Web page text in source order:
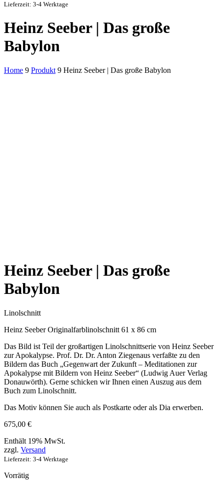
Lieferzeit: 3-4 Werktage
Heinz Seeber | Das große
Babylon
Home 9 Produkt 9 Heinz Seeber | Das große Babylon
Heinz Seeber | Das große
Babylon
Linolschnitt
Heinz Seeber Originalfarblinolschnitt 61 x 86 cm
Das Bild ist Teil der großartigen Linolschnittserie von Heinz Seeber
zur Apokalypse. Prof. Dr. Dr. Anton Ziegenaus verfaßte zu den
Bildern das Buch „Gegenwart der Zukunft – Meditationen zur
Apokalypse mit Bildern von Heinz Seeber“ (Ludwig Auer Verlag
Donauwörth). Gerne schicken wir Ihnen einen Auszug aus dem
Buch zum Linolschnitt.
Das Motiv können Sie auch als Postkarte oder als Dia erwerben.
675,00 €
Enthält 19% MwSt.
zzgl. Versand
Lieferzeit: 3-4 Werktage
Vorrätig